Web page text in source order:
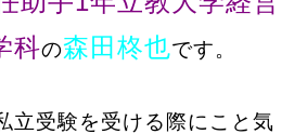
科の森田柊也です。
立受験を受ける際にこと気